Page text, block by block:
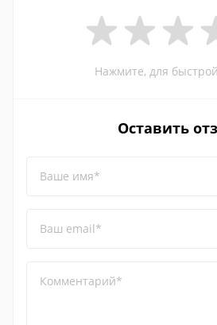
Нажмите, для
Оставить
Ваше имя*
Ваш email*
Комментарий*